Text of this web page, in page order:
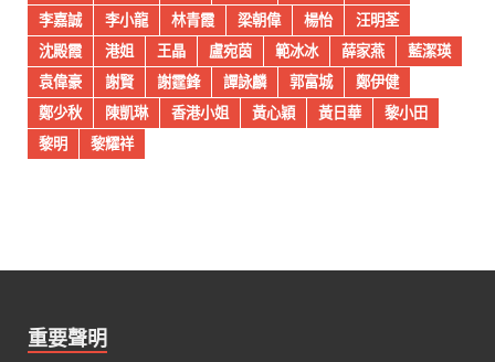
李嘉誠
李小龍 林青霞 梁朝偉 楊怡
汪明荃
沈殿霞
港姐 王晶 盧宛茵 範冰冰 薛家燕
藍潔瑛
袁偉豪
謝賢 謝霆鋒 譚詠麟 郭富城
鄭伊健
鄭少秋
陳凱琳 香港小姐 黃心穎 黃日華
黎小田
黎明
黎耀祥
重要聲明